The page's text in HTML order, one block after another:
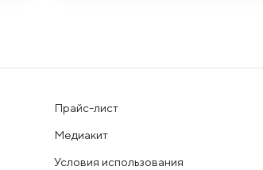
Прайс-лист
Медиакит
Условия использования